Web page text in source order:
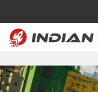
Magazín